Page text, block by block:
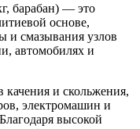
барабан) — это
основе,
и смазывания узлов
автомобилях и
и скольжения,
электромашин и
высокой